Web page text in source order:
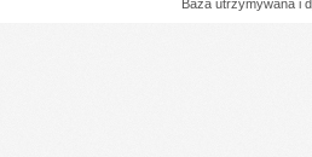
Baza utrzymywana i